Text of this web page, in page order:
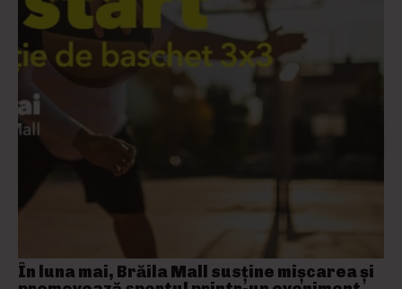
În luna mai, Brăila Mall susține mişcarea și